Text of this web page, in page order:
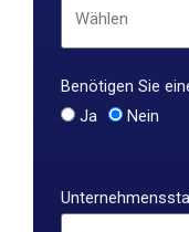
Benötigen Sie
Ja
Nein